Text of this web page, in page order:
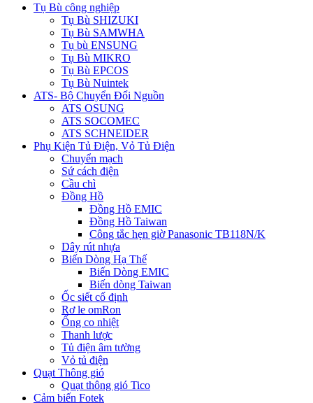
Tụ Bù công nghiệp
Tụ Bù SHIZUKI
Tụ Bù SAMWHA
Tụ bù ENSUNG
Tụ Bù MIKRO
Tụ Bù EPCOS
Tụ Bù Nuintek
ATS- Bộ Chuyển Đổi Nguồn
ATS OSUNG
ATS SOCOMEC
ATS SCHNEIDER
Phụ Kiện Tủ Điện, Vỏ Tủ Điện
Chuyển mạch
Sứ cách điện
Cầu chì
Đồng Hồ
Đồng Hồ EMIC
Đồng Hồ Taiwan
Công tắc hẹn giờ Panasonic TB118N/K
Dây rút nhựa
Biến Dòng Hạ Thế
Biến Dòng EMIC
Biến dòng Taiwan
Ốc siết cố định
Rơ le omRon
Ống co nhiệt
Thanh lược
Tủ điện âm tường
Vỏ tủ điện
Quạt Thông gió
Quạt thông gió Tico
Cảm biến Fotek